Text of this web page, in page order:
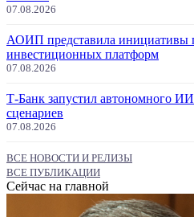
07.08.2026
АОИП представила инициативы
инвестиционных платформ
07.08.2026
Т-Банк запустил автономного
сценариев
07.08.2026
ВСЕ НОВОСТИ И РЕЛИЗЫ
ВСЕ ПУБЛИКАЦИИ
Сейчас на главной